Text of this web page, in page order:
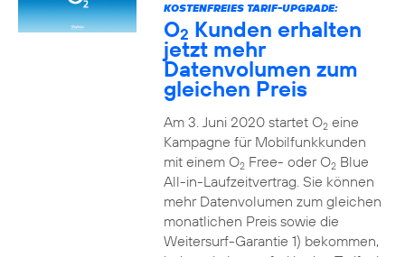
KOSTENFREIES TARIF-UPGRADE:
O2 Kunden erhalten
jetzt mehr
Datenvolumen zum
gleichen Preis
Am 3. Juni 2020 startet O2eine
Kampagne für Mobilfunkkunden
mit einem O2Free- oder O2Blue
All-in-Laufzeitvertrag. Sie können
mehr Datenvolumen zum gleichen
monatlichen Preis sowie die
Weitersurf-Garantie 1) bekommen,